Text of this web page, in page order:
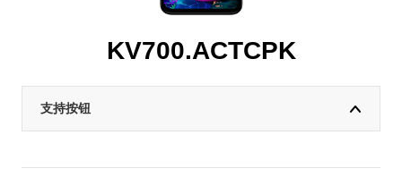
KV700.ACTCPK
支持按钮